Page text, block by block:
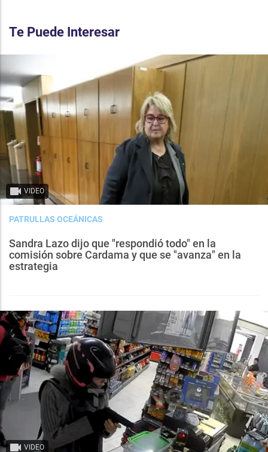
Te Puede Interesar
VIDEO
PATRULLAS OCEÁNICAS
Sandra Lazo dijo que "respondió todo" en la
comisión sobre Cardama y que se "avanza" en la
estrategia
VIDEO